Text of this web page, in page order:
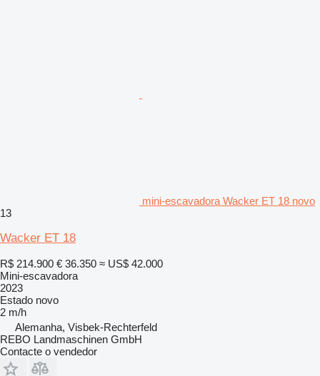
mini-escavadora Wacker ET 18 novo
13
Wacker ET 18
R$ 214.900 € 36.350 ≈ US$ 42.000
Mini-escavadora
2023
Estado novo
2 m/h
Alemanha, Visbek-Rechterfeld
REBO Landmaschinen GmbH
Contacte o vendedor